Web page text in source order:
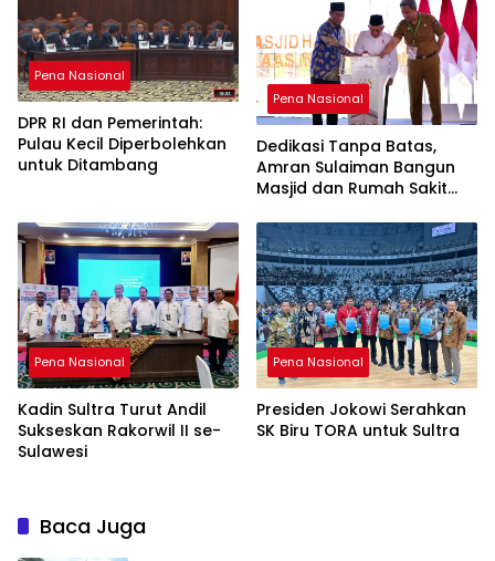
Pena Nasional
DPR RI dan Pemerintah:
Pulau Kecil Diperbolehkan
untuk Ditambang
Pena Nasional
Dedikasi Tanpa Batas,
Amran Sulaiman Bangun
Masjid dan Rumah Sakit
Pena Nasional
Kadin Sultra Turut Andil
Sukseskan Rakorwil II se-
Sulawesi
Pena Nasional
Presiden Jokowi Serahkan
SK Biru TORA untuk Sultra
Baca Juga